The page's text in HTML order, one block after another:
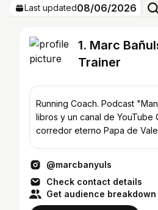
Last updated08/06/2026
1. Marc
Trainer
Running Coach. Podcast "Manual del corredor" 3
libros y un canal de YouTube
corredor eterno Papa de
@marcbanyuls
Check contact details
Get audience breakdown